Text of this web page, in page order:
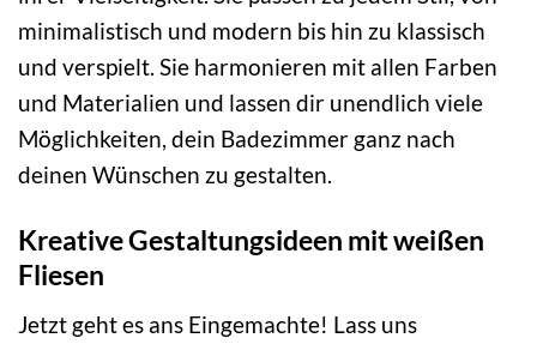
minimalistisch und modern bis hin zu klassisch
und verspielt. Sie harmonieren mit allen Farben
und Materialien und lassen dir unendlich viele
Möglichkeiten, dein Badezimmer ganz nach
deinen Wünschen zu gestalten.
Kreative Gestaltungsideen mit weißen
Fliesen
Jetzt geht es ans Eingemachte! Lass uns